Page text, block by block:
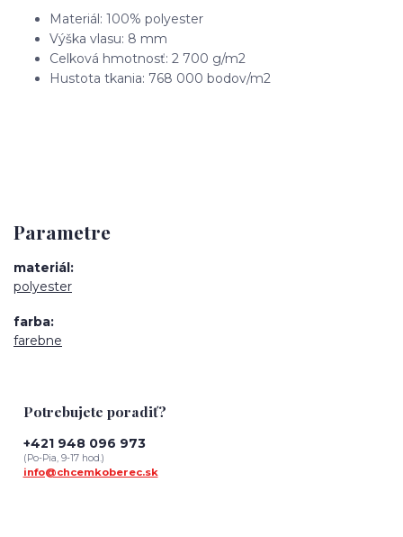
Materiál: 100% polyester
Výška vlasu: 8 mm
Celková hmotnosť: 2 700 g/m2
Hustota tkania: 768 000 bodov/m2
Parametre
materiál
polyester
farba
farebne
Potrebujete poradiť?
+421 948 096 973
(Po-Pia, 9-17 hod.)
info@chcemkoberec.sk